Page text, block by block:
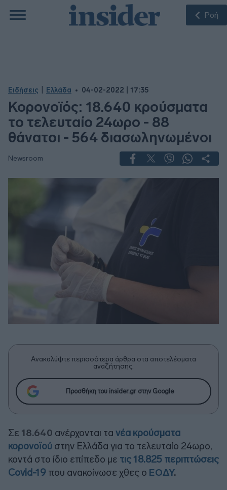
Ροή
Ειδήσεις Ελλάδα 04-02-2022 | 17:35
Κορονοϊός: 18.640 κρούσματα
το τελευταίο 24ωρο - 88
θάνατοι - 564 διασωληνωμένοι
Newsroom
Ανακαλύψτε περισσότερα άρθρα στα αποτελέσματα
αναζήτησης.
Προσθήκη του insider.gr στην Google
Σε 18.640 ανέρχονται τα νέα κρούσματα
κορονοϊού στην Ελλάδα για το τελευταίο 24ωρο,
κοντά στο ίδιο επίπεδο με τις 18.825 περιπτώσεις
Covid-19 που ανακοίνωσε χθες ο ΕΟΔΥ.